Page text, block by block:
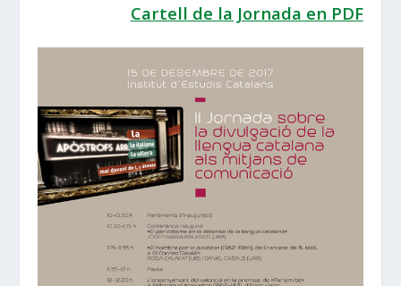
Cartell de la Jornada en PDF